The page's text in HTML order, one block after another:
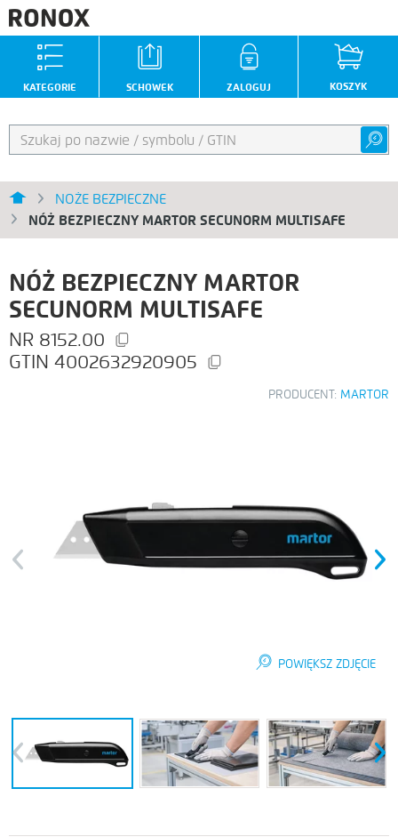
ZALOGUJ KOSZYK
SCHOWEK
KATEGORIE
NOŻE BEZPIECZNE
NÓŻ BEZPIECZNY MARTOR SECUNORM MULTISAFE
NÓŻ BEZPIECZNY MARTOR
SECUNORM MULTISAFE
8152.00
4002632920905
PRODUCENT: MARTOR
Previous
POWIĘKSZ ZDJĘCIE
Next
Previous Next